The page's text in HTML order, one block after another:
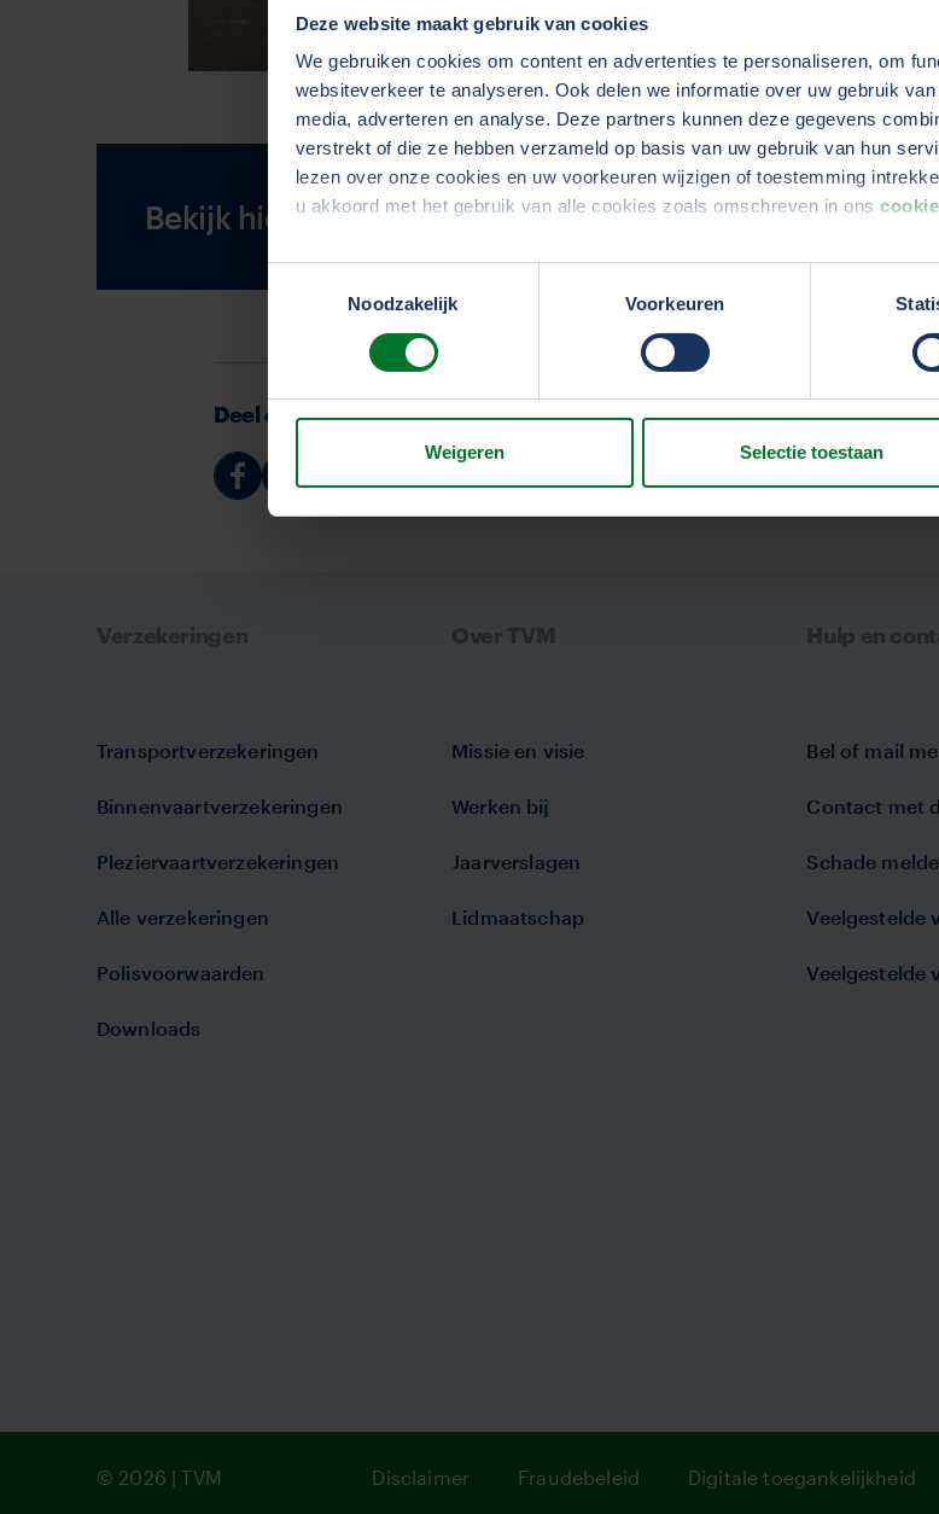
Deze website maakt gebruik van cookies
We gebruiken cookies om content en advertenties te personaliseren, om
websiteverkeer te analyseren. Ook delen we informatie over uw gebruik
media, adverteren en analyse. Deze partners kunnen deze gegevens
verstrekt of die ze hebben verzameld op basis van uw gebruik van hun
lezen over onze cookies en uw voorkeuren wijzigen of toestemming
u akkoord met het gebruik van alle cookies zoals omschreven in ons
We werken samen met die uw gegevens kunnen ontvangen en
Noodzakelijk
Voorkeuren
Weigeren Selectie toestaan
Bekijk hier alle video's in de serie Passie voor transport
Deel deze pagina
Deel
Deel
via
Deel
via
Deel
via
Transportverzekeringen
Binnenvaartverzekeringen
Pleziervaartverzekeringen
Alle verzekeringen
Polisvoorwaarden
Downloads
Over TVM
Missie en visie
Werken bij
Jaarverslagen
Lidmaatschap
Hulp en
Bel of mail
Contact met
Schade
Veelgestelde
Veelgestelde
© 2026 | TVM Disclaimer Fraudebeleid Digitale toegankelijkheid